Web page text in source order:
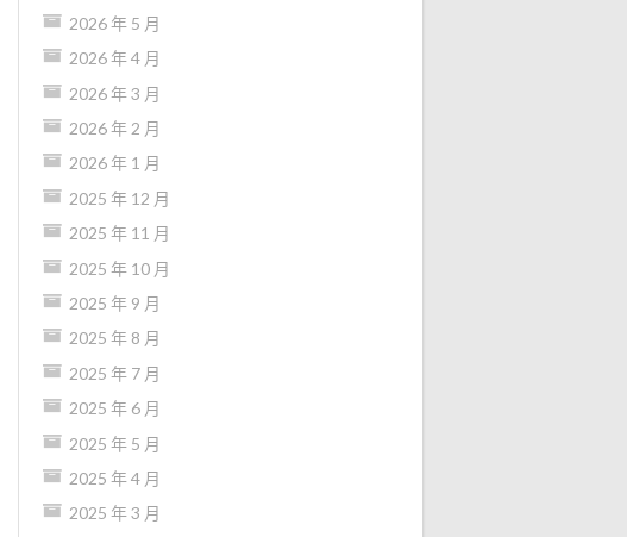
2026 年 5 月
2026 年 4 月
2026 年 3 月
2026 年 2 月
2026 年 1 月
2025 年 12 月
2025 年 11 月
2025 年 10 月
2025 年 9 月
2025 年 8 月
2025 年 7 月
2025 年 6 月
2025 年 5 月
2025 年 4 月
2025 年 3 月